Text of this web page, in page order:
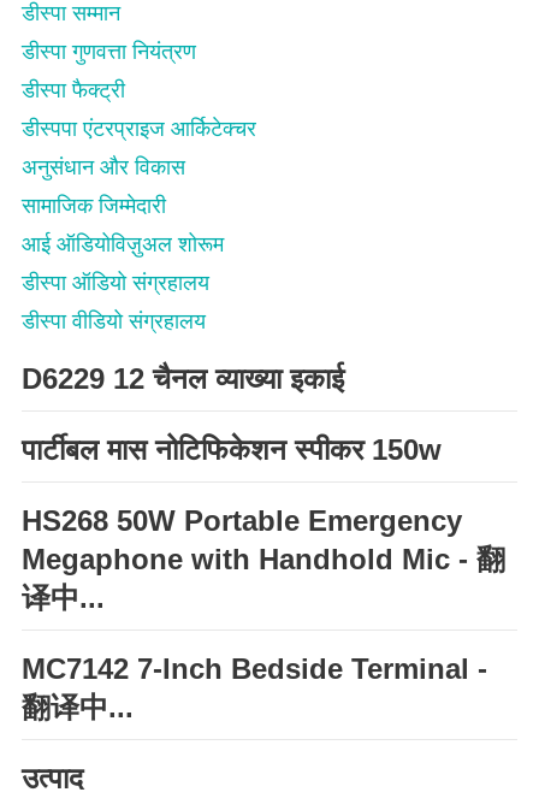
डीस्पा सम्मान
डीस्पा गुणवत्ता नियंत्रण
डीस्पा फैक्ट्री
डीस्पपा एंटरप्राइज आर्किटेक्चर
अनुसंधान और विकास
सामाजिक जिम्मेदारी
आई ऑडियोविज़ुअल शोरूम
डीस्पा ऑडियो संग्रहालय
डीस्पा वीडियो संग्रहालय
D6229 12 चैनल व्याख्या इकाई
पार्टीबल मास नोटिफिकेशन स्पीकर 150w
HS268 50W Portable Emergency
Megaphone with Handhold Mic - 翻
译中...
MC7142 7-Inch Bedside Terminal -
翻译中...
उत्पाद